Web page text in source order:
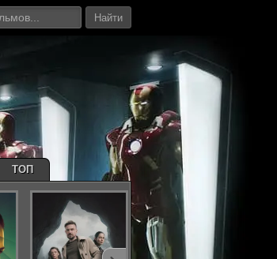
Найти
ТОП